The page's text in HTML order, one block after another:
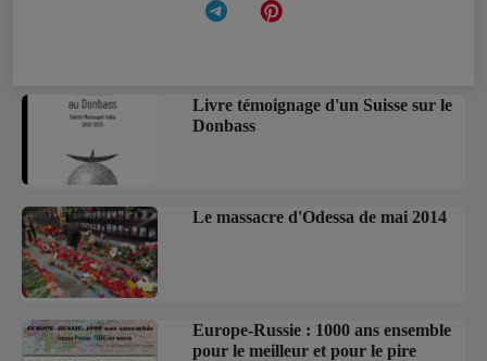
Livre témoignage d'un Suisse sur le
Donbass
Le massacre d'Odessa de mai 2014
Europe-Russie : 1000 ans ensemble
pour le meilleur et pour le pire